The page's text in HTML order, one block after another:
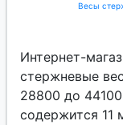
Весы
Интернет-
стержневые
28800 до
содержится 11